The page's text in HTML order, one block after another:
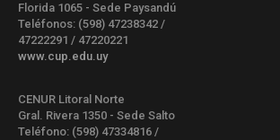
Florida 1065 - Sede Paysandú
Teléfonos: (598) 47238342 /
47222291 / 47220221
www.cup.edu.uy
CENUR Litoral Norte
Gral. Rivera 1350 - Sede Salto
Teléfono: (598) 47334816 /